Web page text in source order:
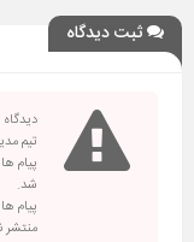
ثبت دیدگاه
تیم
پیام
شد.
پیام
منتشر